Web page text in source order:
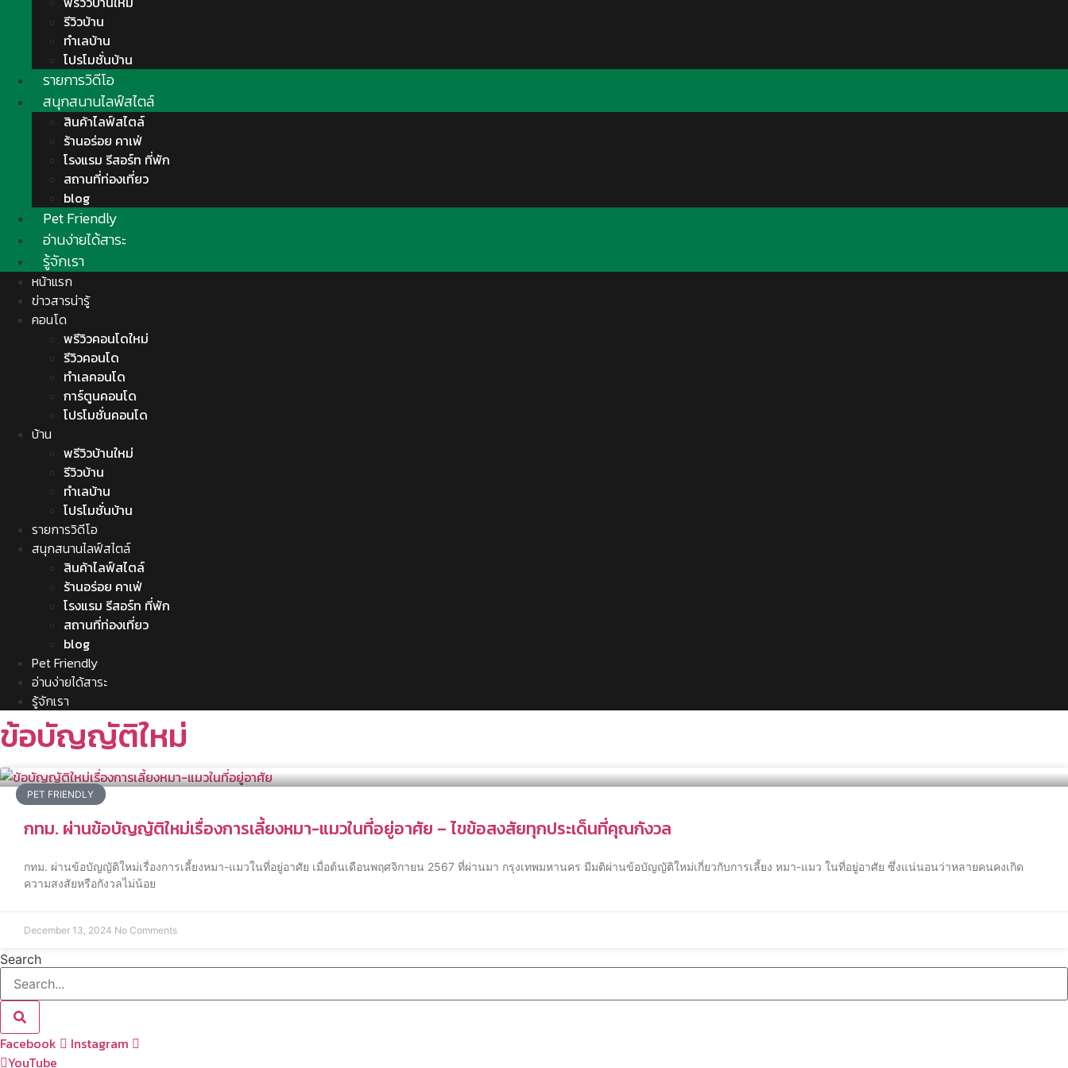
รีวิวบ้าน
ทำเลบ้าน
โปรโมชั่นบ้าน
รายการวิดีโอ
สนุกสนานไลฟ์สไตล์
สินค้าไลฟ์สไตล์
ร้านอร่อย คาเฟ่
โรงแรม รีสอร์ท ที่พัก
สถานที่ท่องเที่ยว
blog
Pet Friendly
อ่านง่ายได้สาระ
รู้จักเรา
หน้าแรก
ข่าวสารน่ารู้
คอนโด
พรีวิวคอนโดใหม่
รีวิวคอนโด
ทำเลคอนโด
การ์ตูนคอนโด
โปรโมชั่นคอนโด
บ้าน
พรีวิวบ้านใหม่
รีวิวบ้าน
ทำเลบ้าน
โปรโมชั่นบ้าน
รายการวิดีโอ
สนุกสนานไลฟ์สไตล์
สินค้าไลฟ์สไตล์
ร้านอร่อย คาเฟ่
โรงแรม รีสอร์ท ที่พัก
สถานที่ท่องเที่ยว
blog
Pet Friendly
อ่านง่ายได้สาระ
รู้จักเรา
ข้อบัญญัติใหม่
PET FRIENDLY
กทม. ผ่านข้อบัญญัติใหม่เรื่องการเลี้ยงหมา-แมวในที่อยู่อาศัย – ไขข้อสงสัยทุกประเด็นที่คุณกังวล
กทม. ผ่านข้อบัญญัติใหม่เรื่องการเลี้ยงหมา-แมวในที่อยู่อาศัย เมื่อต้นเดือนพฤศจิกายน 2567 ที่ผ่านมา กรุงเทพมหานคร มีมติผ่านข้อบัญญัติใหม่เกี่ยวกับการเลี้ยง หมา-แมว ในที่อยู่อาศัย ซึ่งแน่นอนว่าหลายคนคงเกิด
ความสงสัยหรือกังวลไม่น้อย
December 13, 2024 No Comments
Search
Facebook
Instagram
YouTube